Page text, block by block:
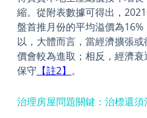
縮。從附表數據可得出，
盤首推月份的平均溢價為
以，大體而言，當經濟擴張
價會較為進取；相反，經濟
保守 【註2】 。
治理房屋問題關鍵：治標還須